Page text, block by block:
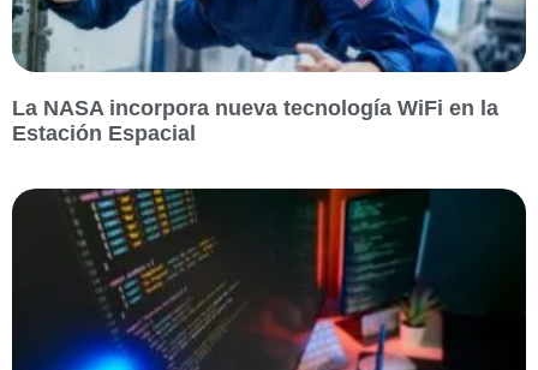
La NASA incorpora nueva tecnología WiFi en la
Estación Espacial